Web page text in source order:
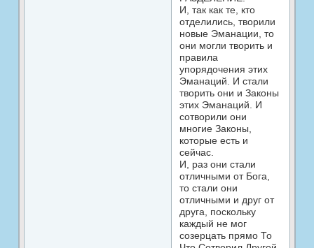
И, так как те, кто
отделились, творили
новые Эманации, то
они могли творить и
правила
упорядочения этих
Эманаций. И стали
творить они и Законы
этих Эманаций. И
сотворили они
многие Законы,
которые есть и
сейчас.
И, раз они стали
отличными от Бога,
то стали они
отличными и друг от
друга, поскольку
каждый не мог
созерцать прямо То